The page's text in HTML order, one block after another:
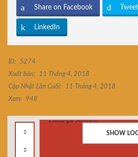
Share on Facebook Tweet
LinkedIn
ID:
5274
Xuất bản:
11 Tháng 4, 2018
Cập Nhật Lần Cuối:
11 Tháng 4, 2018
Xem:
948
SHOW